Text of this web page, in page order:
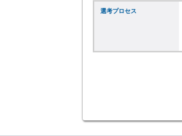
選考プロセス